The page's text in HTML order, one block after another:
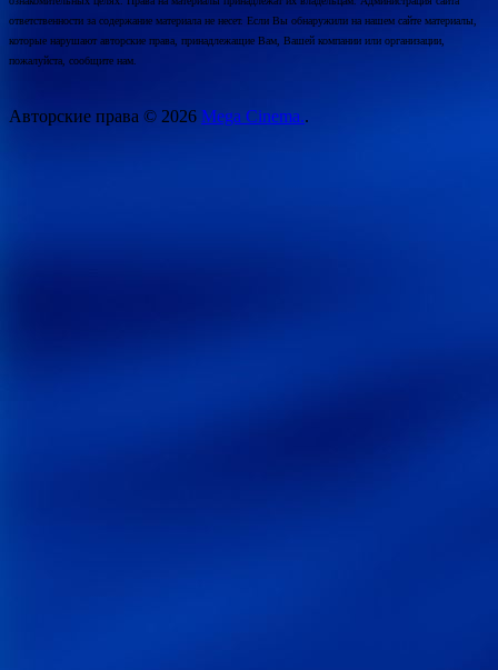
ответственности за содержание материала не несет. Если Вы обнаружили на нашем сайте материалы,
которые нарушают авторские права, принадлежащие Вам, Вашей компании или организации,
пожалуйста, сообщите нам.
Авторские права © 2026 Mega Cinema..